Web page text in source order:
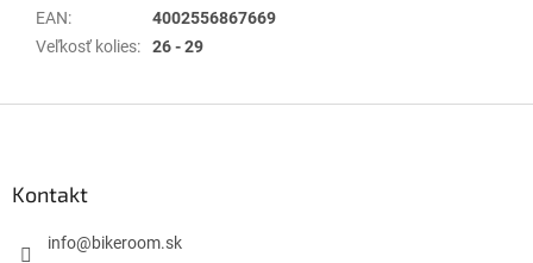
EAN:
4002556867669
Veľkosť kolies: 26 - 29
Kontakt
info@bikeroom.sk